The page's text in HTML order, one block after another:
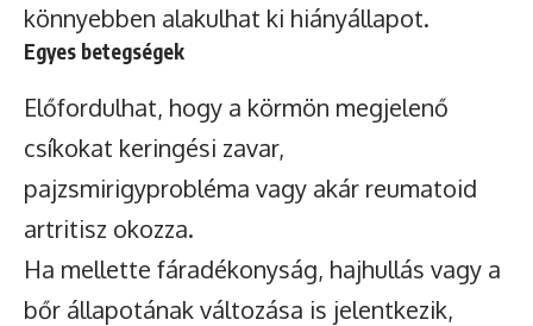
könnyebben alakulhat ki hiányállapot.
Egyes betegségek
Előfordulhat, hogy a körmön megjelenő
csíkokat keringési zavar,
pajzsmirigyprobléma vagy akár reumatoid
artritisz okozza.
Ha mellette fáradékonyság, hajhullás vagy a
bőr állapotának változása is jelentkezik,